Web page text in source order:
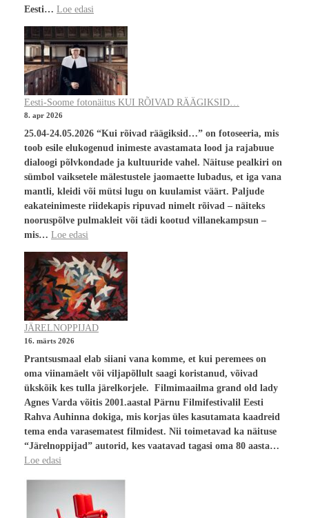
Eesti… Loe edasi
Eesti-Soome fotonäitus KUI RÕIVAD RÄÄGIKSID…
8. apr 2026
25.04-24.05.2026 “Kui rõivad räägiksid…” on fotoseeria, mis
toob esile elukogenud inimeste avastamata lood ja rajabuue
dialoogi põlvkondade ja kultuuride vahel. Näituse pealkiri on
sümbol vaiksetele mälestustele jaomaette lubadus, et iga vana
mantli, kleidi või mütsi lugu on kuulamist väärt. Paljude
eakateinimeste riidekapis ripuvad nimelt rõivad – näiteks
nooruspõlve pulmakleit või tädi kootud villanekampsun –
mis… Loe edasi
JÄRELNOPPIJAD
16. märts 2026
Prantsusmaal elab siiani vana komme, et kui peremees on
oma viinamäelt või viljapõllult saagi koristanud, võivad
ükskõik kes tulla järelkorjele. Filmimaailma grand old lady
Agnes Varda võitis 2001.aastal Pärnu Filmifestivalil Eesti
Rahva Auhinna dokiga, mis korjas üles kasutamata kaadreid
tema enda varasematest filmidest. Nii toimetavad ka näituse
“Järelnoppijad” autorid, kes vaatavad tagasi oma 80 aasta…
Loe edasi